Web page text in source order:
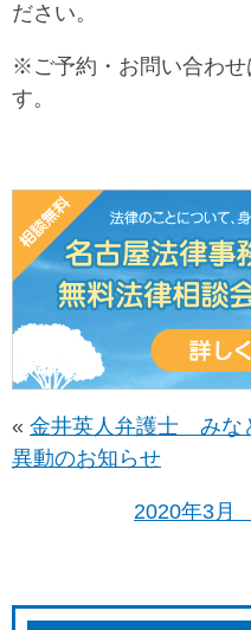
ださい。
※ご予約・お問い合わせ
す。
« 金井英人弁護士 みな
異動のお知らせ
2020年3月